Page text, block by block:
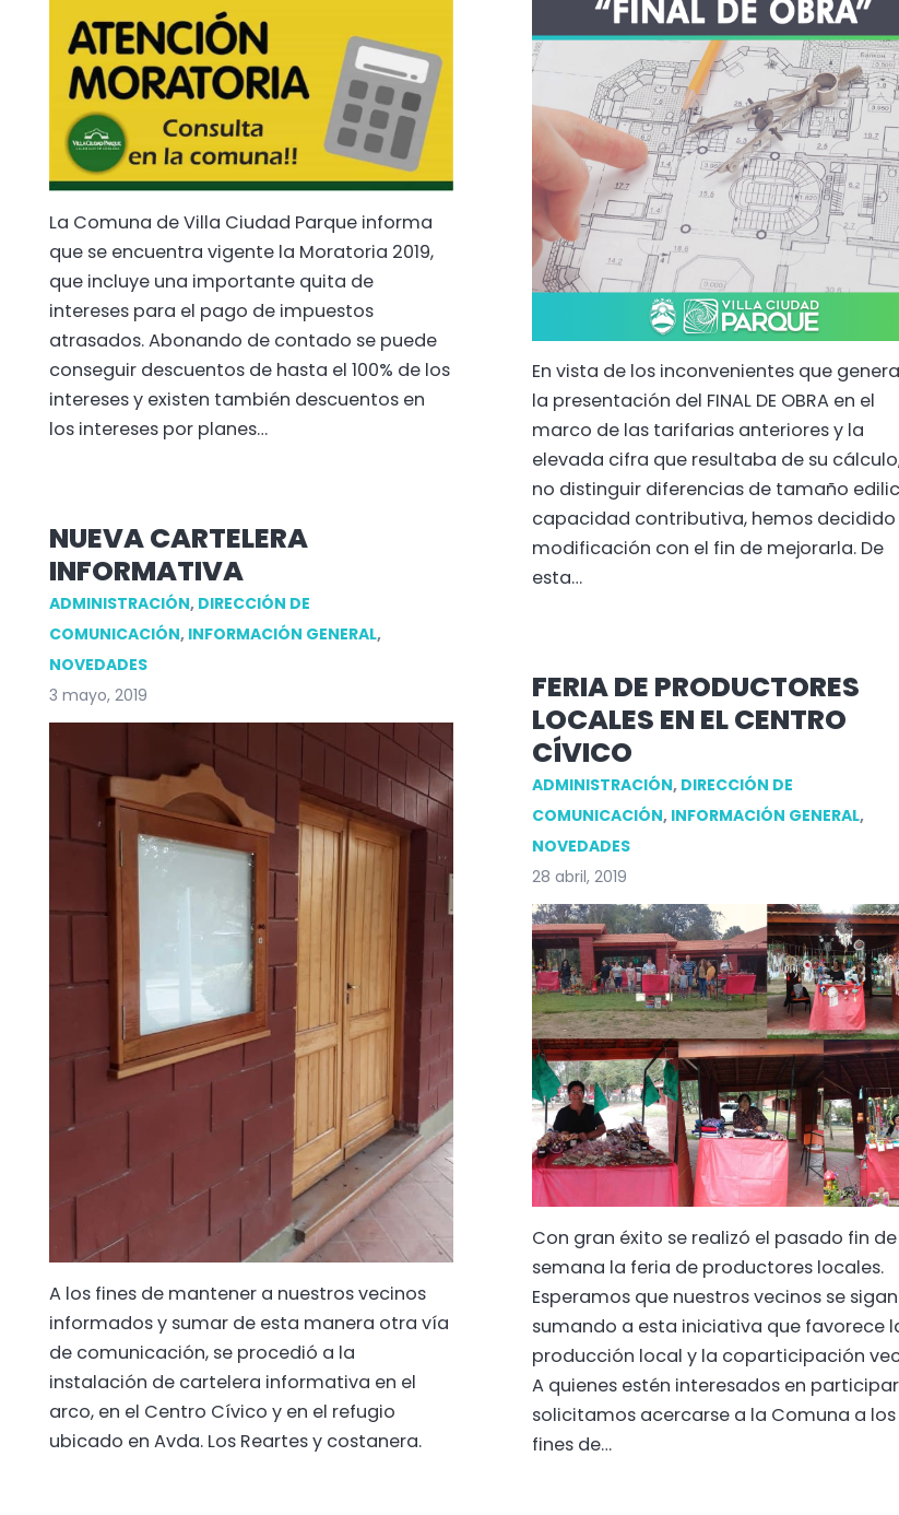
En vista de los inconvenientes que
la presentación del FINAL DE OBRA en el
marco de las tarifarias anteriores y la
elevada cifra que resultaba de su
no distinguir diferencias de tamaño
capacidad contributiva, hemos decidido
modificación con el fin de mejorarla. De
esta…
La Comuna de Villa Ciudad Parque informa
que se encuentra vigente la Moratoria 2019,
que incluye una importante quita de
intereses para el pago de impuestos
atrasados. Abonando de contado se puede
conseguir descuentos de hasta el 100% de los
intereses y existen también descuentos en
los intereses por planes…
NUEVA CARTELERA
INFORMATIVA
ADMINISTRACIÓN, DIRECCIÓN DE
COMUNICACIÓN, INFORMACIÓN GENERAL,
NOVEDADES
3 mayo, 2019
A los fines de mantener a nuestros vecinos
informados y sumar de esta manera otra vía
de comunicación, se procedió a la
instalación de cartelera informativa en el
arco, en el Centro Cívico y en el refugio
ubicado en Avda. Los Reartes y costanera.
FERIA DE PRODUCTORES
LOCALES EN EL CENTRO
CÍVICO
ADMINISTRACIÓN, DIRECCIÓN DE
COMUNICACIÓN, INFORMACIÓN GENERAL,
NOVEDADES
28 abril, 2019
Con gran éxito se realizó el pasado fin de
semana la feria de productores locales.
Esperamos que nuestros vecinos se sigan
sumando a esta iniciativa que favorece
producción local y la coparticipación
A quienes estén interesados en
solicitamos acercarse a la Comuna a los
fines de…